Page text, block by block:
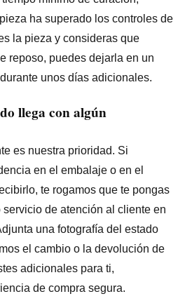
ha superado los controles de
la pieza y consideras que
reposo, puedes dejarla en un
unos días adicionales.
llega con algún
es nuestra prioridad. Si
en el embalaje o en el
te rogamos que te pongas
de atención al cliente en
una fotografía del estado
el cambio o la devolución de
adicionales para ti,
de compra segura.